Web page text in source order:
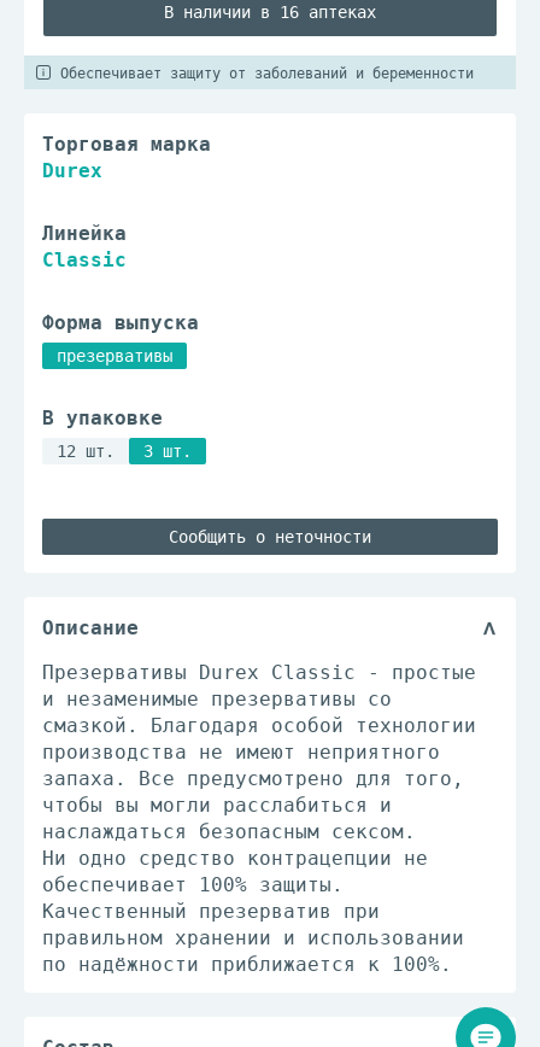
В наличии в 16 аптеках
Обеспечивает защиту от заболеваний и беременности
Торговая марка
Durex
Линейка
Classic
Форма выпуска
презервативы
В упаковке
12 шт. 3 шт.
Сообщить о неточности
Описание
Презервативы Durex Classic - простые
и незаменимые презервативы со
смазкой. Благодаря особой технологии
производства не имеют неприятного
запаха. Все предусмотрено для того,
чтобы вы могли расслабиться и
наслаждаться безопасным сексом.
Ни одно средство контрацепции не
обеспечивает 100% защиты.
Качественный презерватив при
правильном хранении и использовании
по надёжности приближается к 100%.